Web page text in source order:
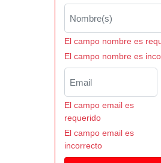
El campo nombre es
El campo nombre es
El campo email es
requerido
El campo email es
incorrecto